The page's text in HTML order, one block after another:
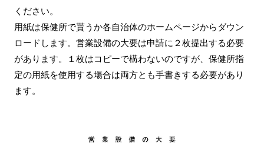
ください。
用紙は保健所で貰うか各自治体のホームページからダウン
ロードします。営業設備の大要は申請に２枚提出する必要
があります。１枚はコピーで構わないのですが、保健所指
定の用紙を使用する場合は両方とも手書きする必要があり
ます。